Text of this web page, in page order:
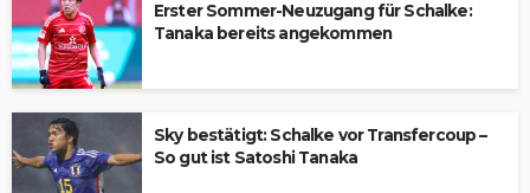
Erster Sommer-Neuzugang für Schalke:
Tanaka bereits angekommen
Sky bestätigt: Schalke vor Transfercoup –
So gut ist Satoshi Tanaka